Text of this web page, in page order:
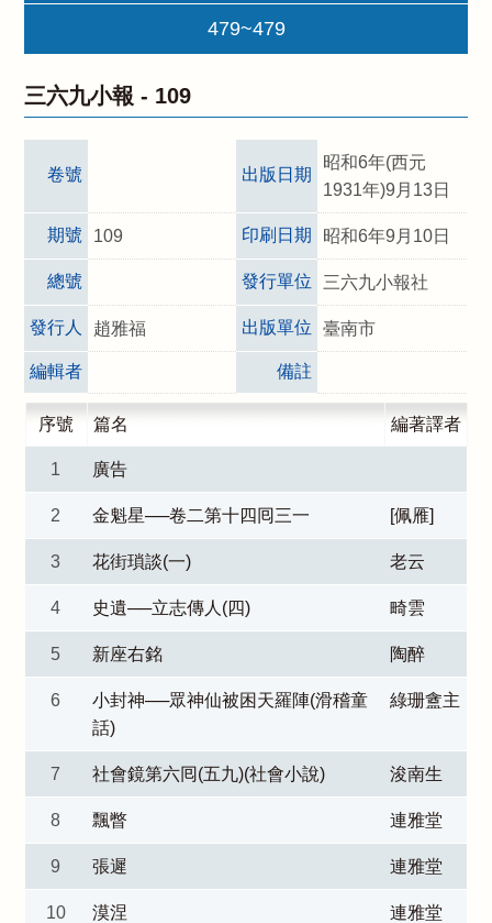
479~479
三六九小報 - 109
卷號 出版日期
昭和6年(西元
1931年)9月13日
期號 109 印刷日期 昭和6年9月10日
總號 發行單位 三六九小報社
發行人 趙雅福 出版單位 臺南市
編輯者 備註
序號 篇名 編著譯者
1 廣告
2 金魁星──卷二第十四囘三一 [佩雁]
3 花街瑣談(一) 老云
4 史遺──立志傳人(四) 畸雲
5 新座右銘 陶醉
6
小封神──眾神仙被困天羅陣(滑稽童
話)
綠珊盦主
7 社會鏡第六囘(五九)(社會小說) 浚南生
8 飄瞥 連雅堂
9 張遲 連雅堂
10 漠涅 連雅堂